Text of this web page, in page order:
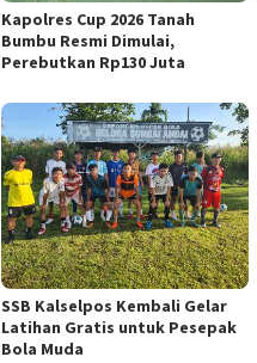
Kapolres Cup 2026 Tanah
Bumbu Resmi Dimulai,
Perebutkan Rp130 Juta
SSB Kalselpos Kembali Gelar
Latihan Gratis untuk Pesepak
Bola Muda